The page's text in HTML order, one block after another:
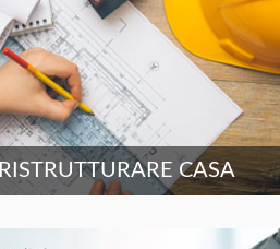
RISTRUTTURARE CASA